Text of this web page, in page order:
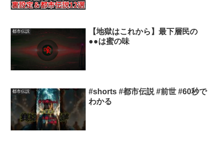
都市伝説
【地獄はこれから】最下層民の
●●は蜜の味
都市伝説
#shorts #都市伝説 #前世 #60秒で
わかる